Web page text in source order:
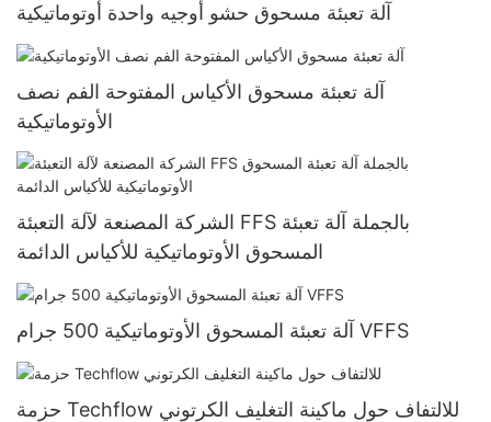
آلة تعبئة مسحوق حشو أوجيه واحدة أوتوماتيكية
آلة تعبئة مسحوق الأكياس المفتوحة الفم نصف
الأوتوماتيكية
الشركة المصنعة لآلة التعبئة FFS بالجملة آلة تعبئة
المسحوق الأوتوماتيكية للأكياس الدائمة
آلة تعبئة المسحوق الأوتوماتيكية 500 جرام VFFS
حزمة Techflow للالتفاف حول ماكينة التغليف الكرتوني